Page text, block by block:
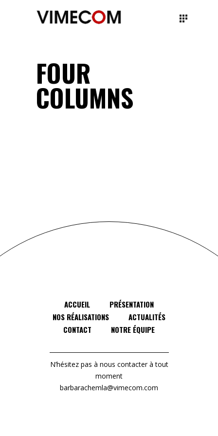
FOUR
COLUMNS
ACCUEIL
PRÉSENTATION
NOS RÉALISATIONS
ACTUALITÉS
CONTACT
NOTRE ÉQUIPE
N’hésitez pas à nous contacter à tout
moment
barbarachemla@vimecom.com